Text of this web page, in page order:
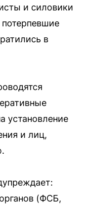
и силовики
потерпевшие
в
установление
и лиц,
(ФСБ,